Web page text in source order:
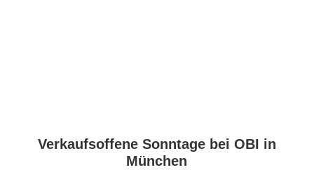
Verkaufsoffene Sonntage bei OBI in
München